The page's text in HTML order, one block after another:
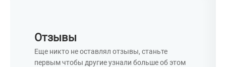
Отзывы
Еще никто не оставлял отзывы, станьте
первым чтобы другие узнали больше об этом